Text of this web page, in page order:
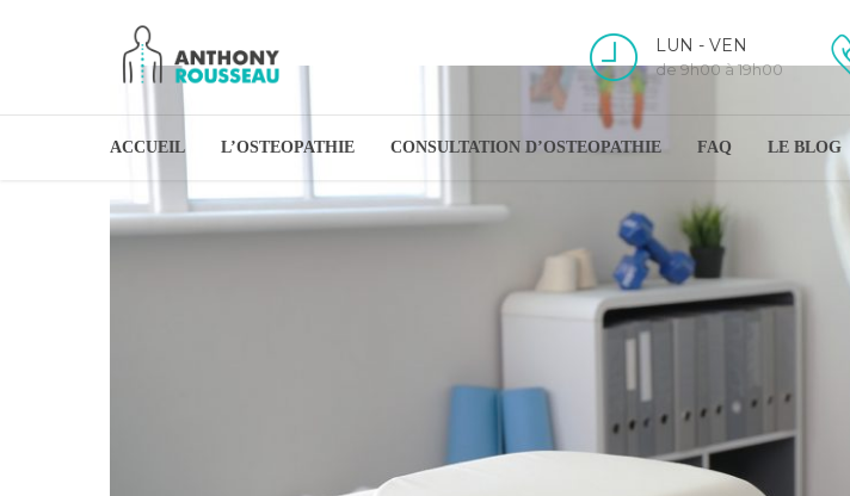
LUN - VEN
de 9h00 à 19h00
ACCUEIL L’OSTEOPATHIE CONSULTATION D’OSTEOPATHIE FAQ LE BLOG